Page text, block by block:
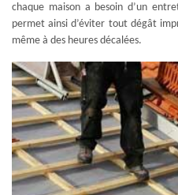
chaque maison a besoin d’un
permet ainsi d’éviter tout dégât
même à des heures décalées.